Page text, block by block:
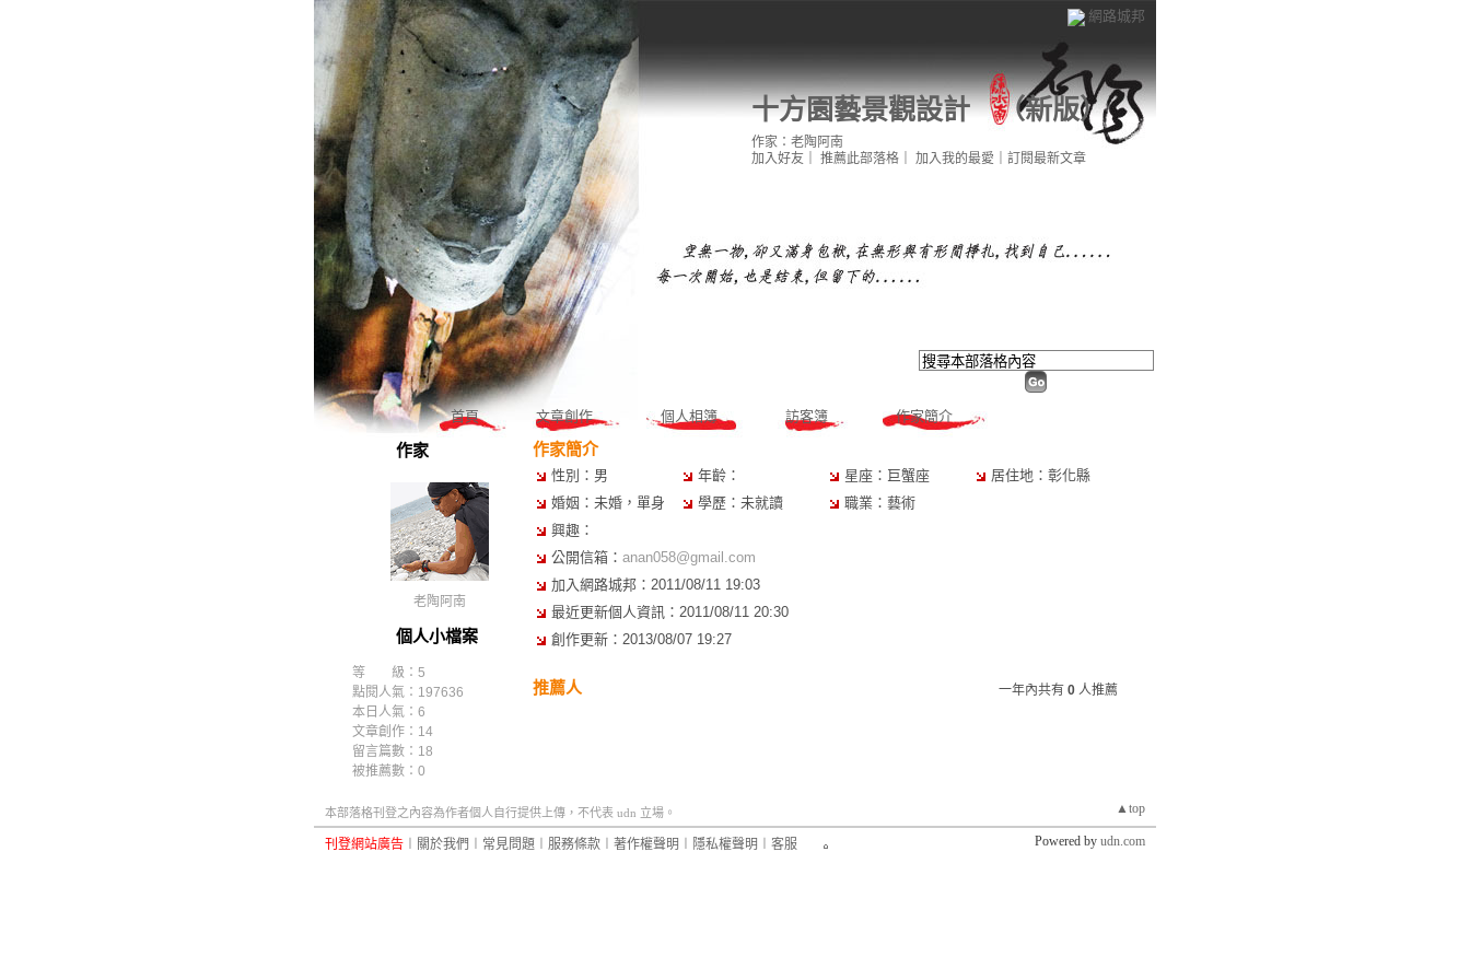
網路城邦
十方園藝景觀設計（新版）
首頁 文章創作 個人相簿 訪客簿 作家簡介
加入好友 推薦此部落格 加入我的最愛 訂閱最新文章
作家：老陶阿南
作家
老陶阿南
個人小檔案
等 級：5
點閱人氣：197636
本日人氣：6
文章創作：14
留言篇數：18
被推薦數： 0
作家簡介
性別：男 年齡： 星座：巨蟹座
居住地：彰化縣
婚姻：未婚，單身
學歷：未就讀
職業：藝術
興趣：
公開信箱： anan058@gmail.com
加入網路城邦：2011/08/11 19:03
最近更新個人資訊：2011/08/11 20:30
創作更新：2013/08/07 19:27
推薦人 一年內共有 0 人推薦
▲top
本部落格刊登之內容為作者個人自行提供上傳，不代表 udn 立場。
刊登網站廣告 關於我們 常見問題 服務條款 著作權聲明 隱私權聲明 客服 Powered by udn.com